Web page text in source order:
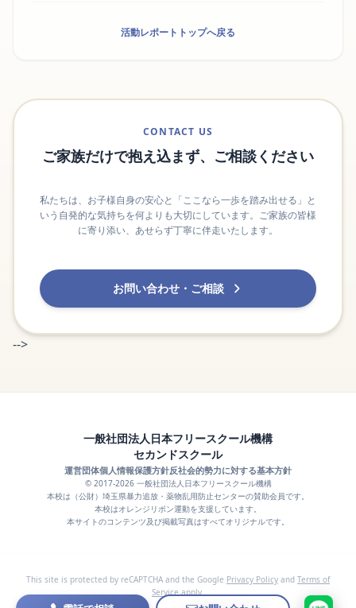
活動レポートトップへ戻る
CONTACT US
ご家族だけで抱え込まず、ご相談ください
私たちは、お子様自身の安心と「ここなら一歩を踏み出せる」と
いう自発的な気持ちを何よりも大切にしています。ご家族の皆様
に寄り添い、あせらず丁寧に伴走いたします。
お問い合わせ・ご相談
-->
一般社団法人日本フリースクール機構
セカンドスクール
運営団体個人情報保護方針反社会的勢力に対する基本方針
© 2017-2026 一般社団法人日本フリースクール機構
本校は（公財）埼玉県暴力追放・薬物乱用防止センターの賛助会員です。
本校はオレンジリボン運動を支援しています。
本サイトのコンテンツ及び掲載写真はすべてオリジナルです。
This site is protected by reCAPTCHA and the Google Privacy Policy and Terms of
Serviceapply.